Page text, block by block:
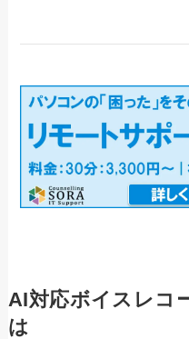
AI対応ボイスレコ
は